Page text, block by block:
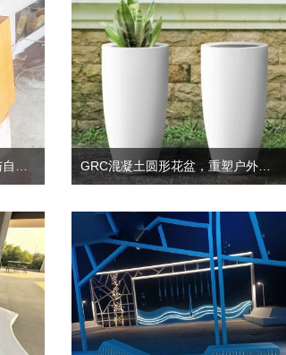
GRC混凝土圆形花盆，重塑户外空间的生命力!